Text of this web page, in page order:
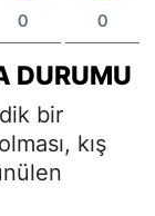
0 0
DURUMU
bir
kış